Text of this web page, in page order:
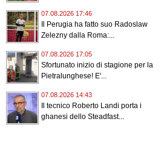
07.08.2026 17:46
Il Perugia ha fatto suo Radoslaw
Zelezny dalla Roma:...
07.08.2026 17:05
Sfortunato inizio di stagione per la
Pietralunghese! E'...
07.08.2026 14:43
Il tecnico Roberto Landi porta i
ghanesi dello Steadfast...